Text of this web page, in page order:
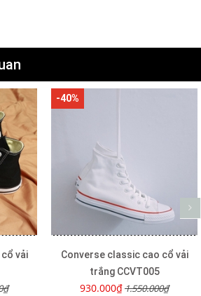
vải
-40%
Converse classic cao cổ vải
trắng CCVT005
930.000₫1.550.000₫